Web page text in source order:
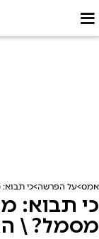
אמס על הפרשה כי
כי תבוא:
מסמל? \